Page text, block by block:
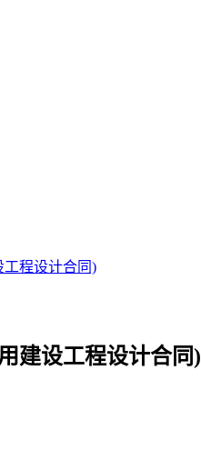
程设计合同)
建设工程设计合同)